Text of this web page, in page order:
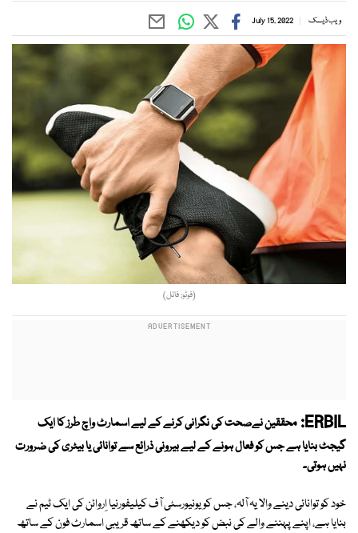
ویب ڈیسک July 15, 2022
(فوٹو: فائل)
ERBIL: محققین نےصحت کی نگرانی کرنے کے لیے اسمارٹ واچ طرز کا ایک
گیجٹ بنایا ہے جس کو فعال ہونے کے لیے بیرونی ذرائع سے توانائی یا بیٹری کی ضرورت
نہیں ہوتی۔
خود کو توانائی دینے والا یہ آلہ، جس کو یونیورسٹی آف کیلیفورنیا اِروائن کی ایک ٹیم نے
بنایا ہے، اپنے پہننے والے کی نبض کو دیکھنے کے ساتھ قریبی اسمارٹ فون کے ساتھ